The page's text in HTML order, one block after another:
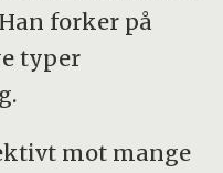
forker på
typer
mot mange